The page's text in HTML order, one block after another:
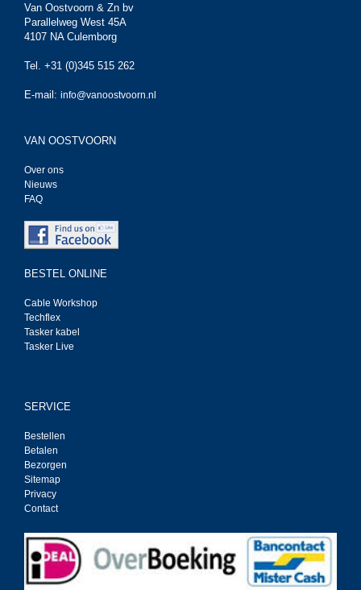
Van Oostvoorn & Zn bv
Parallelweg West 45A
4107 NA Culemborg
Tel. +31 (0)345 515 262
E-mail: info@vanoostvoorn.nl
VAN OOSTVOORN
Over ons
Nieuws
FAQ
BESTEL ONLINE
Cable Workshop
Techflex
Tasker kabel
Tasker Live
SERVICE
Bestellen
Betalen
Bezorgen
Sitemap
Privacy
Contact